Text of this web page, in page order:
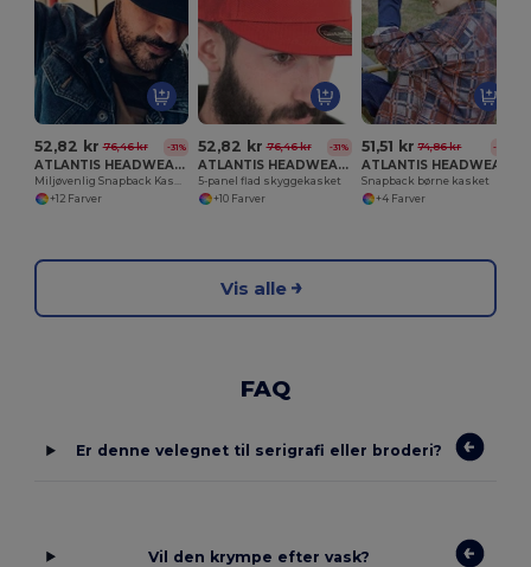
52,82 kr 76,46 kr -31%
ATLANTIS HEADWEAR AT261
Miljøvenlig Snapback Kasket i Genanvendt Polyester
+12 Farver
52,82 kr 76,46 kr -31%
ATLANTIS HEADWEAR AT262
5-panel flad skyggekasket
+10 Farver
51,51 kr 74,86 kr -31%
Snapback børne kasket
+4 Farver
Vis alle
FAQ
Er denne velegnet til serigrafi eller broderi?
Vil den krympe efter vask?